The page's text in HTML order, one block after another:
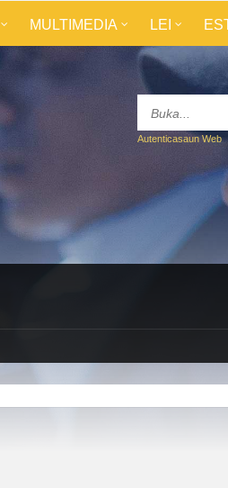
MULTIMEDIA LEI
Autenticasaun Web